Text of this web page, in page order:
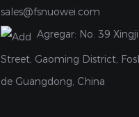
sales@fsnuowei.com
Agregar: No. 39
Street, Gaoming District,
de Guangdong, China